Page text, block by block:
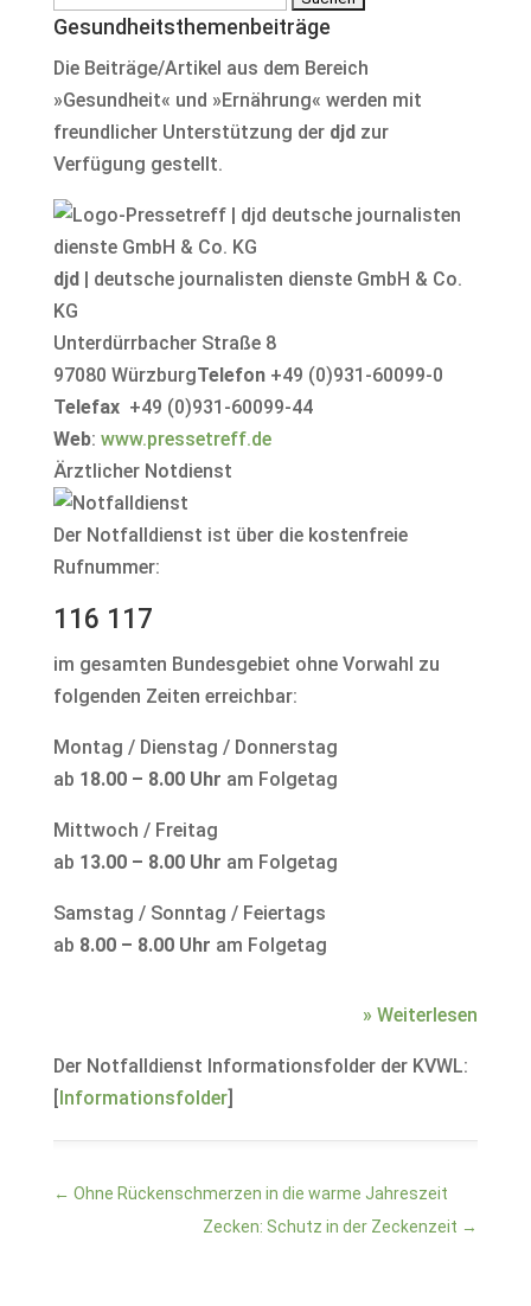
nach:
Gesundheitsthemenbeiträge
Die Beiträge/Artikel aus dem Bereich
»Gesundheit« und »Ernährung« werden mit
freundlicher Unterstützung der djdzur
Verfügung gestellt.
djd | deutsche journalisten dienste GmbH & Co.
KG
Unterdürrbacher Straße 8
97080 WürzburgTelefon+49 (0)931-60099-0
Telefax+49 (0)931-60099-44
Web: www.pressetreff.de
Ärztlicher Notdienst
Der Notfalldienst ist über die kostenfreie
Rufnummer:
116 117
im gesamten Bundesgebiet ohne Vorwahl zu
folgenden Zeiten erreichbar:
Montag / Dienstag / Donnerstag
ab 18.00 – 8.00 Uhr am Folgetag
Mittwoch / Freitag
ab 13.00 – 8.00 Uhr am Folgetag
Samstag / Sonntag / Feiertags
ab 8.00 – 8.00 Uhr am Folgetag
» Weiterlesen
Der Notfalldienst Informationsfolder der KVWL:
[Informationsfolder]
← Ohne Rückenschmerzen in die warme Jahreszeit
Zecken: Schutz in der Zeckenzeit →